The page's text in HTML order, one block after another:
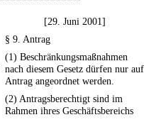
[29. Juni 2001]
§ 9. Antrag
(1) Beschränkungsmaßnahmen
nach diesem Gesetz dürfen nur auf
Antrag angeordnet werden.
(2) Antragsberechtigt sind im
Rahmen ihres Geschäftsbereichs